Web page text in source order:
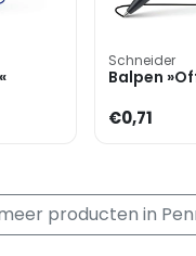
Schneider
Balpen
€0,71
producten in